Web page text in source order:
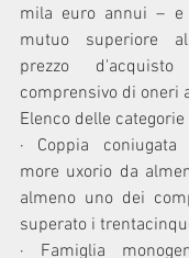
mila euro annui – e
mutuo superiore
prezzo
comprensivo di oneri
Elenco delle
· Coppia coniugata
more uxorio da
almeno uno dei
superato i
· Famiglia